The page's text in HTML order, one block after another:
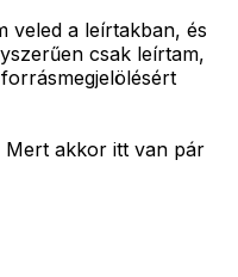
veled a leírtakban, és
csak leírtam,
Mert akkor itt van pár